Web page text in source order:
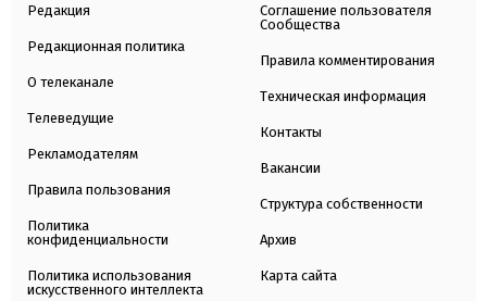
Редакция
Редакционная политика
О телеканале
Телеведущие
Рекламодателям
Правила пользования
Политика
конфиденциальности
Политика использования
искусственного интеллекта
Соглашение пользователя
Сообщества
Правила комментирования
Техническая информация
Контакты
Вакансии
Структура собственности
Архив
Карта сайта